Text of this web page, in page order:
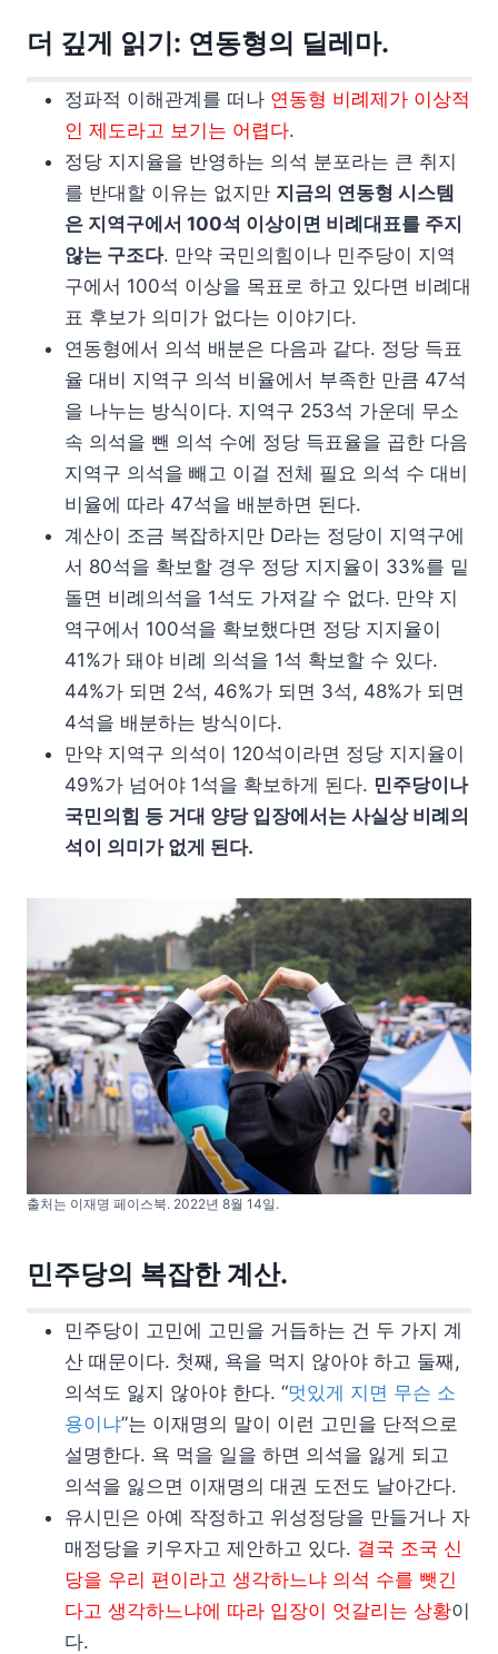
더 깊게 읽기: 연동형의 딜레마.
정파적 이해관계를 떠나 연동형 비례제가 이상적
인 제도라고 보기는 어렵다.
정당 지지율을 반영하는 의석 분포라는 큰 취지
를 반대할 이유는 없지만 지금의 연동형 시스템
은 지역구에서 100석 이상이면 비례대표를 주지
않는 구조다. 만약 국민의힘이나 민주당이 지역
구에서 100석 이상을 목표로 하고 있다면 비례대
표 후보가 의미가 없다는 이야기다.
연동형에서 의석 배분은 다음과 같다. 정당 득표
율 대비 지역구 의석 비율에서 부족한 만큼 47석
을 나누는 방식이다. 지역구 253석 가운데 무소
속 의석을 뺀 의석 수에 정당 득표율을 곱한 다음
지역구 의석을 빼고 이걸 전체 필요 의석 수 대비
비율에 따라 47석을 배분하면 된다.
계산이 조금 복잡하지만 D라는 정당이 지역구에
서 80석을 확보할 경우 정당 지지율이 33%를 밑
돌면 비례의석을 1석도 가져갈 수 없다. 만약 지
역구에서 100석을 확보했다면 정당 지지율이
41%가 돼야 비례 의석을 1석 확보할 수 있다.
44%가 되면 2석, 46%가 되면 3석, 48%가 되면
4석을 배분하는 방식이다.
만약 지역구 의석이 120석이라면 정당 지지율이
49%가 넘어야 1석을 확보하게 된다. 민주당이나
국민의힘 등 거대 양당 입장에서는 사실상 비례의
석이 의미가 없게 된다.
출처는 이재명 페이스북. 2022년 8월 14일.
민주당의 복잡한 계산.
민주당이 고민에 고민을 거듭하는 건 두 가지 계
산 때문이다. 첫째, 욕을 먹지 않아야 하고 둘째,
의석도 잃지 않아야 한다. “멋있게 지면 무슨 소
용이냐”는 이재명의 말이 이런 고민을 단적으로
설명한다. 욕 먹을 일을 하면 의석을 잃게 되고
의석을 잃으면 이재명의 대권 도전도 날아간다.
유시민은 아예 작정하고 위성정당을 만들거나 자
매정당을 키우자고 제안하고 있다. 결국 조국 신
당을 우리 편이라고 생각하느냐 의석 수를 뺏긴
다고 생각하느냐에 따라 입장이 엇갈리는 상황이
다.